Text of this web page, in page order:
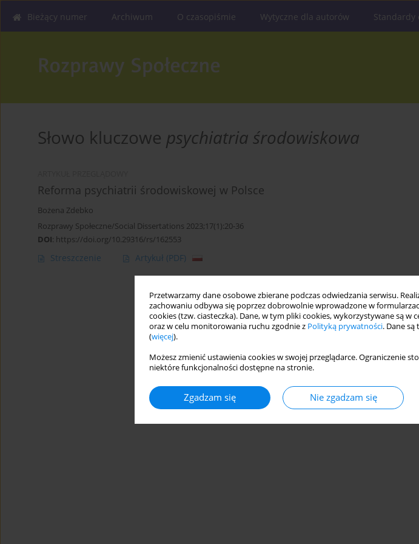
Przetwarzamy dane osobowe zbierane podczas odwiedzania serwisu.
zachowaniu odbywa się poprzez dobrowolnie wprowadzone w
cookies (tzw. ciasteczka). Dane, w tym pliki cookies, wykorzystywane są w
oraz w celu monitorowania ruchu zgodnie z Polityką prywatności. Dane
(więcej).
Możesz zmienić ustawienia cookies w swojej przeglądarce. Ograniczenie
niektóre funkcjonalności dostępne na stronie.
Zgadzam się Nie zgadzam się
Bieżący numer Archiwum O czasopiśmie Wytyczne dla autorów Standardy
Słowo kluczowe psychiatria środowiskowa
Reforma psychiatrii środowiskowej w Polsce
Bożena Zdebko
Rozprawy Społeczne/Social Dissertations 2023;17(1):20-36
DOI: https://doi.org/10.29316/rs/162553
Streszczenie Artykuł (PDF)